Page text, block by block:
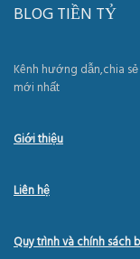
BLOG TIỀN TỶ
Kênh hướng dẫn,chia
mới nhất
Giới thiệu
Liên hệ
Quy trình và chính sách